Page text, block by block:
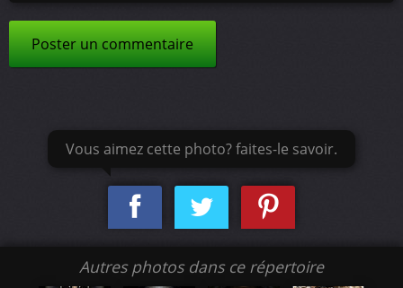
Poster un commentaire
Vous aimez cette photo? faites-le savoir.
Autres photos dans ce répertoire